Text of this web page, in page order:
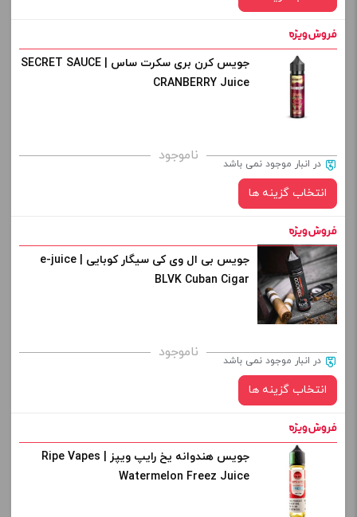
+
افزودن به سبد خرید
نیکوتین:
برای فعال شدن سبد خرید و نمایش قیمت ، گزینه های محصول را
از کادر بالا انتخاب کنید.
+
افزودن به سبد خرید
جویس کرن بری سکرت ساس | SECRET SAUCE
CRANBERRY Juice
ناموجود در انبار موجود نمی باشد
انتخاب گزینه ها
نیکوتین:
برای فعال شدن سبد خرید و نمایش قیمت ، گزینه های محصول را
از کادر بالا انتخاب کنید.
+
افزودن به سبد خرید
جویس بی ال وی کی سیگار کوبایی | e-juice
BLVK Cuban Cigar
ناموجود در انبار موجود نمی باشد
انتخاب گزینه ها
نیکوتین:
جویس هندوانه یخ رایپ ویپز | Ripe Vapes
Watermelon Freez Juice